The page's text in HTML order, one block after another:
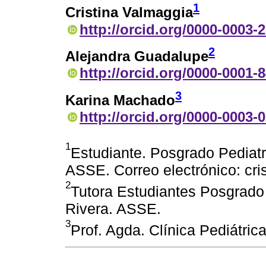
Cristina Valmaggia1
http://orcid.org/0000-0003-
Alejandra Guadalupe2
http://orcid.org/0000-0001-
Karina Machado3
http://orcid.org/0000-0003-
1Estudiante. Posgrado
ASSE. Correo electrónico:
2Tutora Estudiantes
Rivera. ASSE.
3Prof. Agda. Clínica